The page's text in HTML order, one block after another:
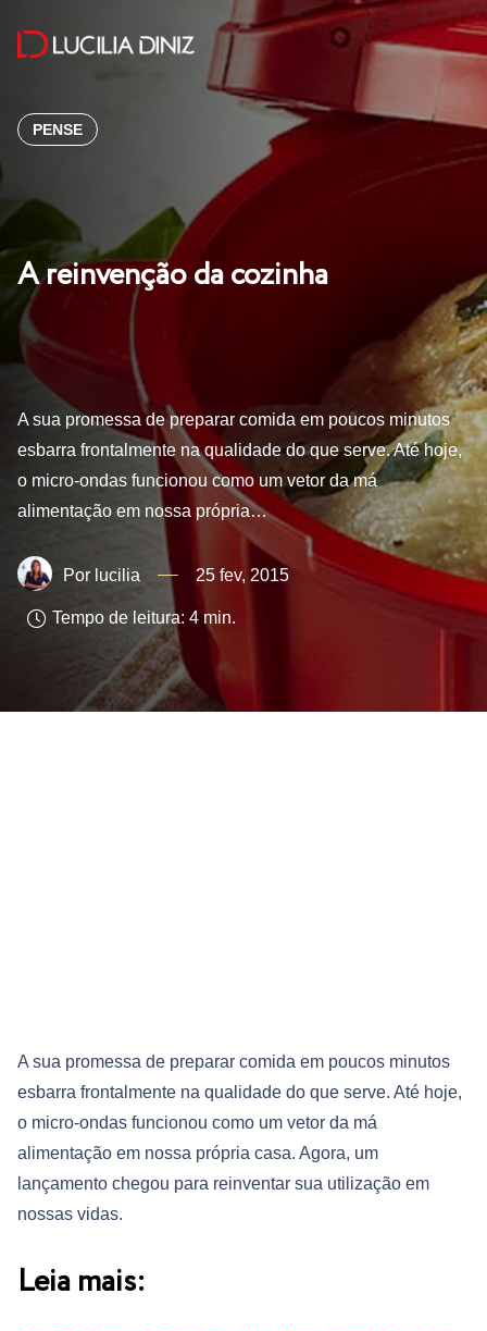
PENSE
A reinvenção da cozinha
A sua promessa de preparar comida em poucos minutos
esbarra frontalmente na qualidade do que serve. Até hoje,
o micro-ondas funcionou como um vetor da má
alimentação em nossa própria…
lucilia 25 fev, 2015
Tempo de leitura: 4 min.
A sua promessa de preparar comida em poucos minutos
esbarra frontalmente na qualidade do que serve. Até hoje,
o micro-ondas funcionou como um vetor da má
alimentação em nossa própria casa. Agora, um
lançamento chegou para reinventar sua utilização em
nossas vidas.
Leia mais: